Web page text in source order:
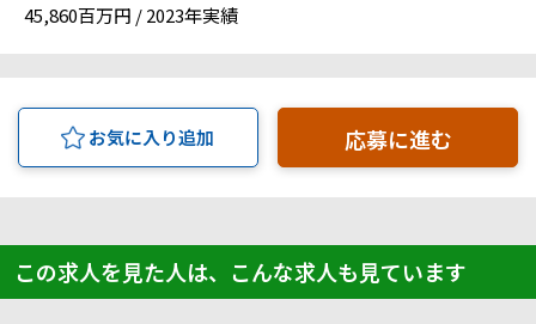
45,860百万円 / 2023年実績
お気に入り追加 応募に進む
この求人を見た人は、こんな求人も見ています